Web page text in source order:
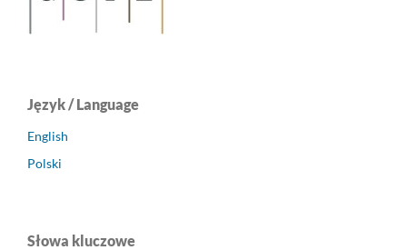
Język / Language
English
Polski
Słowa kluczowe